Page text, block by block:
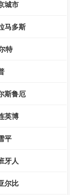
城市
马多斯
特
斯鲁厄
英博
平
牙人
尔比